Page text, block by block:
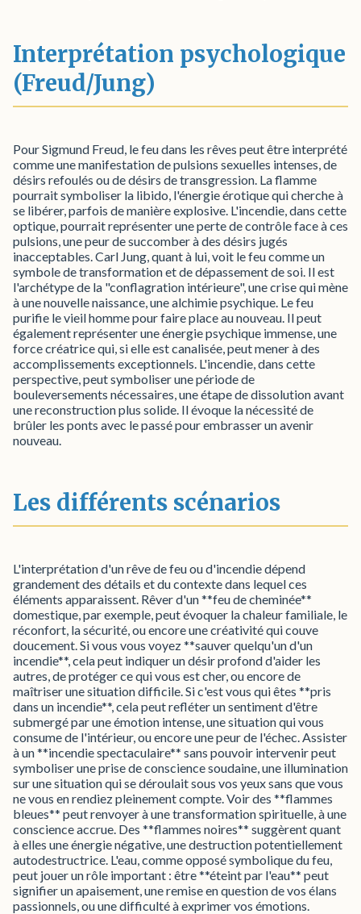
Interprétation psychologique
(Freud/Jung)
Pour Sigmund Freud, le feu dans les rêves peut être interprété
comme une manifestation de pulsions sexuelles intenses, de
désirs refoulés ou de désirs de transgression. La flamme
pourrait symboliser la libido, l'énergie érotique qui cherche à
se libérer, parfois de manière explosive. L'incendie, dans cette
optique, pourrait représenter une perte de contrôle face à ces
pulsions, une peur de succomber à des désirs jugés
inacceptables. Carl Jung, quant à lui, voit le feu comme un
symbole de transformation et de dépassement de soi. Il est
l'archétype de la "conflagration intérieure", une crise qui mène
à une nouvelle naissance, une alchimie psychique. Le feu
purifie le vieil homme pour faire place au nouveau. Il peut
également représenter une énergie psychique immense, une
force créatrice qui, si elle est canalisée, peut mener à des
accomplissements exceptionnels. L'incendie, dans cette
perspective, peut symboliser une période de
bouleversements nécessaires, une étape de dissolution avant
une reconstruction plus solide. Il évoque la nécessité de
brûler les ponts avec le passé pour embrasser un avenir
nouveau.
Les différents scénarios
L'interprétation d'un rêve de feu ou d'incendie dépend
grandement des détails et du contexte dans lequel ces
éléments apparaissent. Rêver d'un **feu de cheminée**
domestique, par exemple, peut évoquer la chaleur familiale, le
réconfort, la sécurité, ou encore une créativité qui couve
doucement. Si vous vous voyez **sauver quelqu'un d'un
incendie**, cela peut indiquer un désir profond d'aider les
autres, de protéger ce qui vous est cher, ou encore de
maîtriser une situation difficile. Si c'est vous qui êtes **pris
dans un incendie**, cela peut refléter un sentiment d'être
submergé par une émotion intense, une situation qui vous
consume de l'intérieur, ou encore une peur de l'échec. Assister
à un **incendie spectaculaire** sans pouvoir intervenir peut
symboliser une prise de conscience soudaine, une illumination
sur une situation qui se déroulait sous vos yeux sans que vous
ne vous en rendiez pleinement compte. Voir des **flammes
bleues** peut renvoyer à une transformation spirituelle, à une
conscience accrue. Des **flammes noires** suggèrent quant
à elles une énergie négative, une destruction potentiellement
autodestructrice. L'eau, comme opposé symbolique du feu,
peut jouer un rôle important : être **éteint par l'eau** peut
signifier un apaisement, une remise en question de vos élans
passionnels, ou une difficulté à exprimer vos émotions.